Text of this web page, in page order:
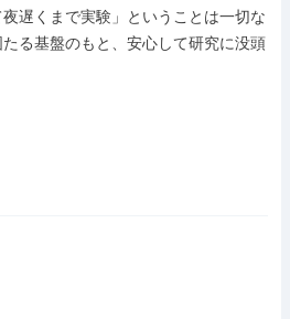
遅くまで実験」ということは一切な
る基盤のもと、安心して研究に没頭